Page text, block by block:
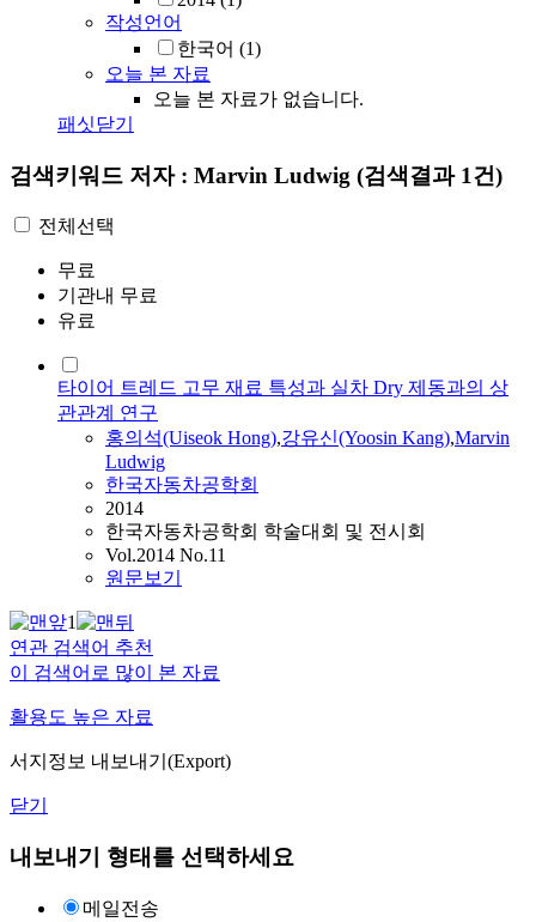
작성언어
한국어 (1)
오늘 본 자료
오늘 본 자료가 없습니다.
패싯닫기
검색키워드 저자 : Marvin Ludwig (검색결과 1건)
전체선택
무료
기관내 무료
유료
타이어 트레드 고무 재료 특성과 실차 Dry 제동과의 상
관관계 연구
홍의석(Uiseok Hong),강유신(Yoosin Kang),Marvin
Ludwig
한국자동차공학회
2014
한국자동차공학회 학술대회 및 전시회
Vol.2014 No.11
원문보기
1
연관 검색어 추천
이 검색어로 많이 본 자료
활용도 높은 자료
서지정보 내보내기(Export)
닫기
내보내기 형태를 선택하세요
메일전송